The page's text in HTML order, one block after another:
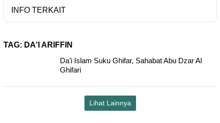
INFO TERKAIT
TAG: DA'I ARIFFIN
Da’i Islam Suku Ghifar, Sahabat Abu Dzar Al
Ghifari
Lihat Lainnya